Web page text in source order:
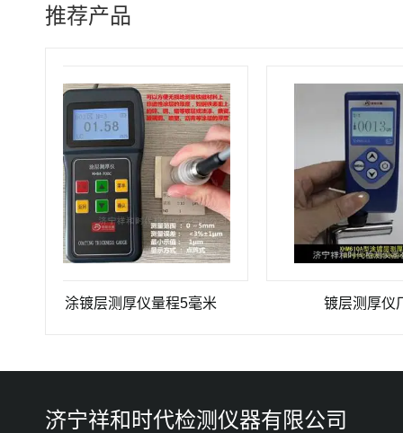
推荐产品
涂镀层测厚仪量程5毫米 镀层测厚仪厂家
济宁祥和时代检测仪器有限公司